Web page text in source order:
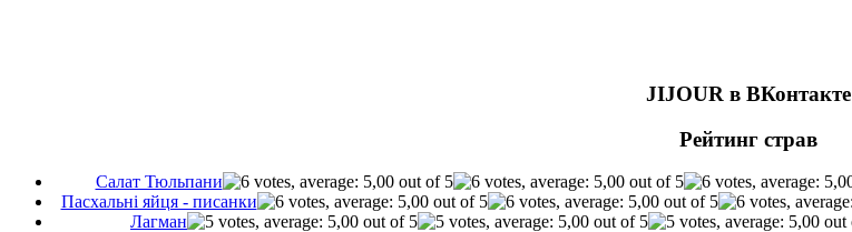
JIJOUR в ВКонтакте
Рейтинг страв
Салат Тюльпани
Пасхальні яйця - писанки
Лагман